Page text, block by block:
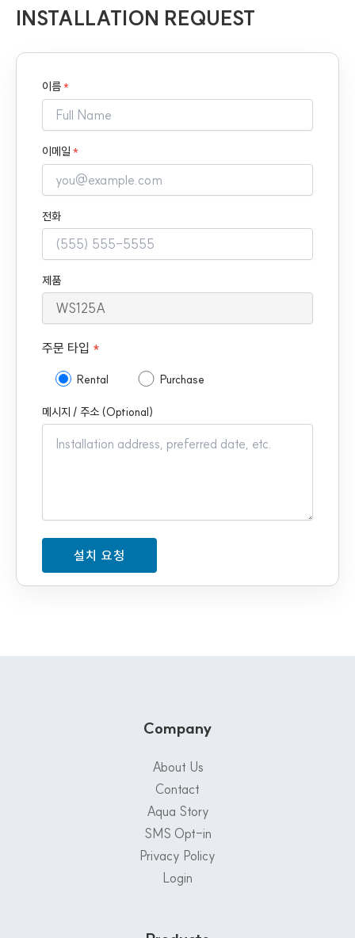
INSTALLATION REQUEST
이름*
이메일 *
전화
제품
주문 타입 *
Rental Purchase
메시지 / 주소 (Optional)
Company
About Us
Contact
Aqua Story
SMS Opt-in
Privacy Policy
Login